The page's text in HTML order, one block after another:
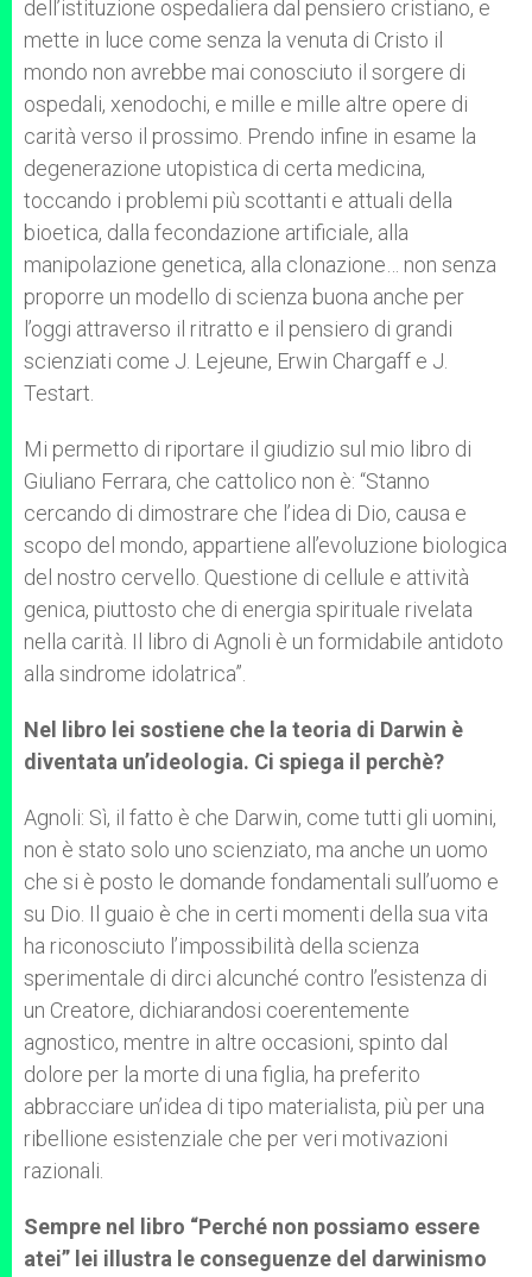
dell’istituzione ospedaliera dal pensiero cristiano, e
mette in luce come senza la venuta di Cristo il
mondo non avrebbe mai conosciuto il sorgere di
ospedali, xenodochi, e mille e mille altre opere di
carità verso il prossimo. Prendo infine in esame la
degenerazione utopistica di certa medicina,
toccando i problemi più scottanti e attuali della
bioetica, dalla fecondazione artificiale, alla
manipolazione genetica, alla clonazione… non senza
proporre un modello di scienza buona anche per
l’oggi attraverso il ritratto e il pensiero di grandi
scienziati come J. Lejeune, Erwin Chargaff e J.
Testart.
Mi permetto di riportare il giudizio sul mio libro di
Giuliano Ferrara, che cattolico non è: “Stanno
cercando di dimostrare che l’idea di Dio, causa e
scopo del mondo, appartiene all’evoluzione biologica
del nostro cervello. Questione di cellule e attività
genica, piuttosto che di energia spirituale rivelata
nella carità. Il libro di Agnoli è un formidabile antidoto
alla sindrome idolatrica”.
Nel libro lei sostiene che la teoria di Darwin è
diventata un’ideologia. Ci spiega il perchè?
Agnoli: Sì, il fatto è che Darwin, come tutti gli uomini,
non è stato solo uno scienziato, ma anche un uomo
che si è posto le domande fondamentali sull’uomo e
su Dio. Il guaio è che in certi momenti della sua vita
ha riconosciuto l’impossibilità della scienza
sperimentale di dirci alcunché contro l’esistenza di
un Creatore, dichiarandosi coerentemente
agnostico, mentre in altre occasioni, spinto dal
dolore per la morte di una figlia, ha preferito
abbracciare un’idea di tipo materialista, più per una
ribellione esistenziale che per veri motivazioni
razionali.
Sempre nel libro “Perché non possiamo essere
atei” lei illustra le conseguenze del darwinismo